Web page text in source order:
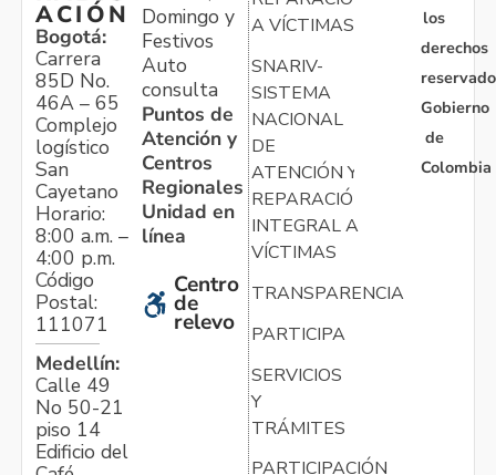
ACIÓN
Bogotá:
Carrera
85D No.
46A – 65
Complejo
logístico
San
Cayetano
Horario:
8:00 a.m. –
4:00 p.m.
Código
Postal:
111071
Medellín:
Calle 49
No 50-21
piso 14
Edificio del
Domingo y
Festivos
Auto
consulta
Puntos de
Atención y
Centros
Regionales
Unidad en
línea
Centro
de
relevo
A VÍCTIMAS
SNARIV-
SISTEMA
NACIONAL
DE
ATENCIÓN Y
REPARACIÓN
INTEGRAL A
VÍCTIMAS
TRANSPARENCIA
PARTICIPA
SERVICIOS
Y
TRÁMITES
PARTICIPACIÓN
los
derechos
Gobierno
de
Colombia